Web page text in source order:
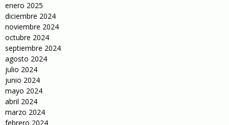
enero 2025
diciembre 2024
noviembre 2024
octubre 2024
septiembre 2024
agosto 2024
julio 2024
junio 2024
mayo 2024
abril 2024
marzo 2024
febrero 2024